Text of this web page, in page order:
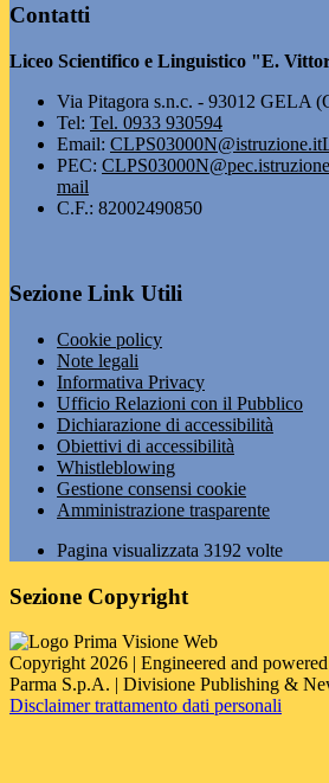
Contatti
Liceo Scientifico e Linguistico "E.
Via Pitagora s.n.c. - 93012 GELA
Tel: Tel. 0933 930594
Email: CLPS03000N@istruzione.it
PEC:
mail
C.F.: 82002490850
Sezione Link Utili
Cookie policy
Note legali
Informativa Privacy
Ufficio Relazioni con il Pubblico
Dichiarazione di accessibilità
Obiettivi di accessibilità
Whistleblowing
Gestione consensi cookie
Amministrazione trasparente
Pagina visualizzata 3192 volte
Sezione Copyright
Copyright 2026 | Engineered and
Parma S.p.A. | Divisione Publishing &
Disclaimer trattamento dati personali